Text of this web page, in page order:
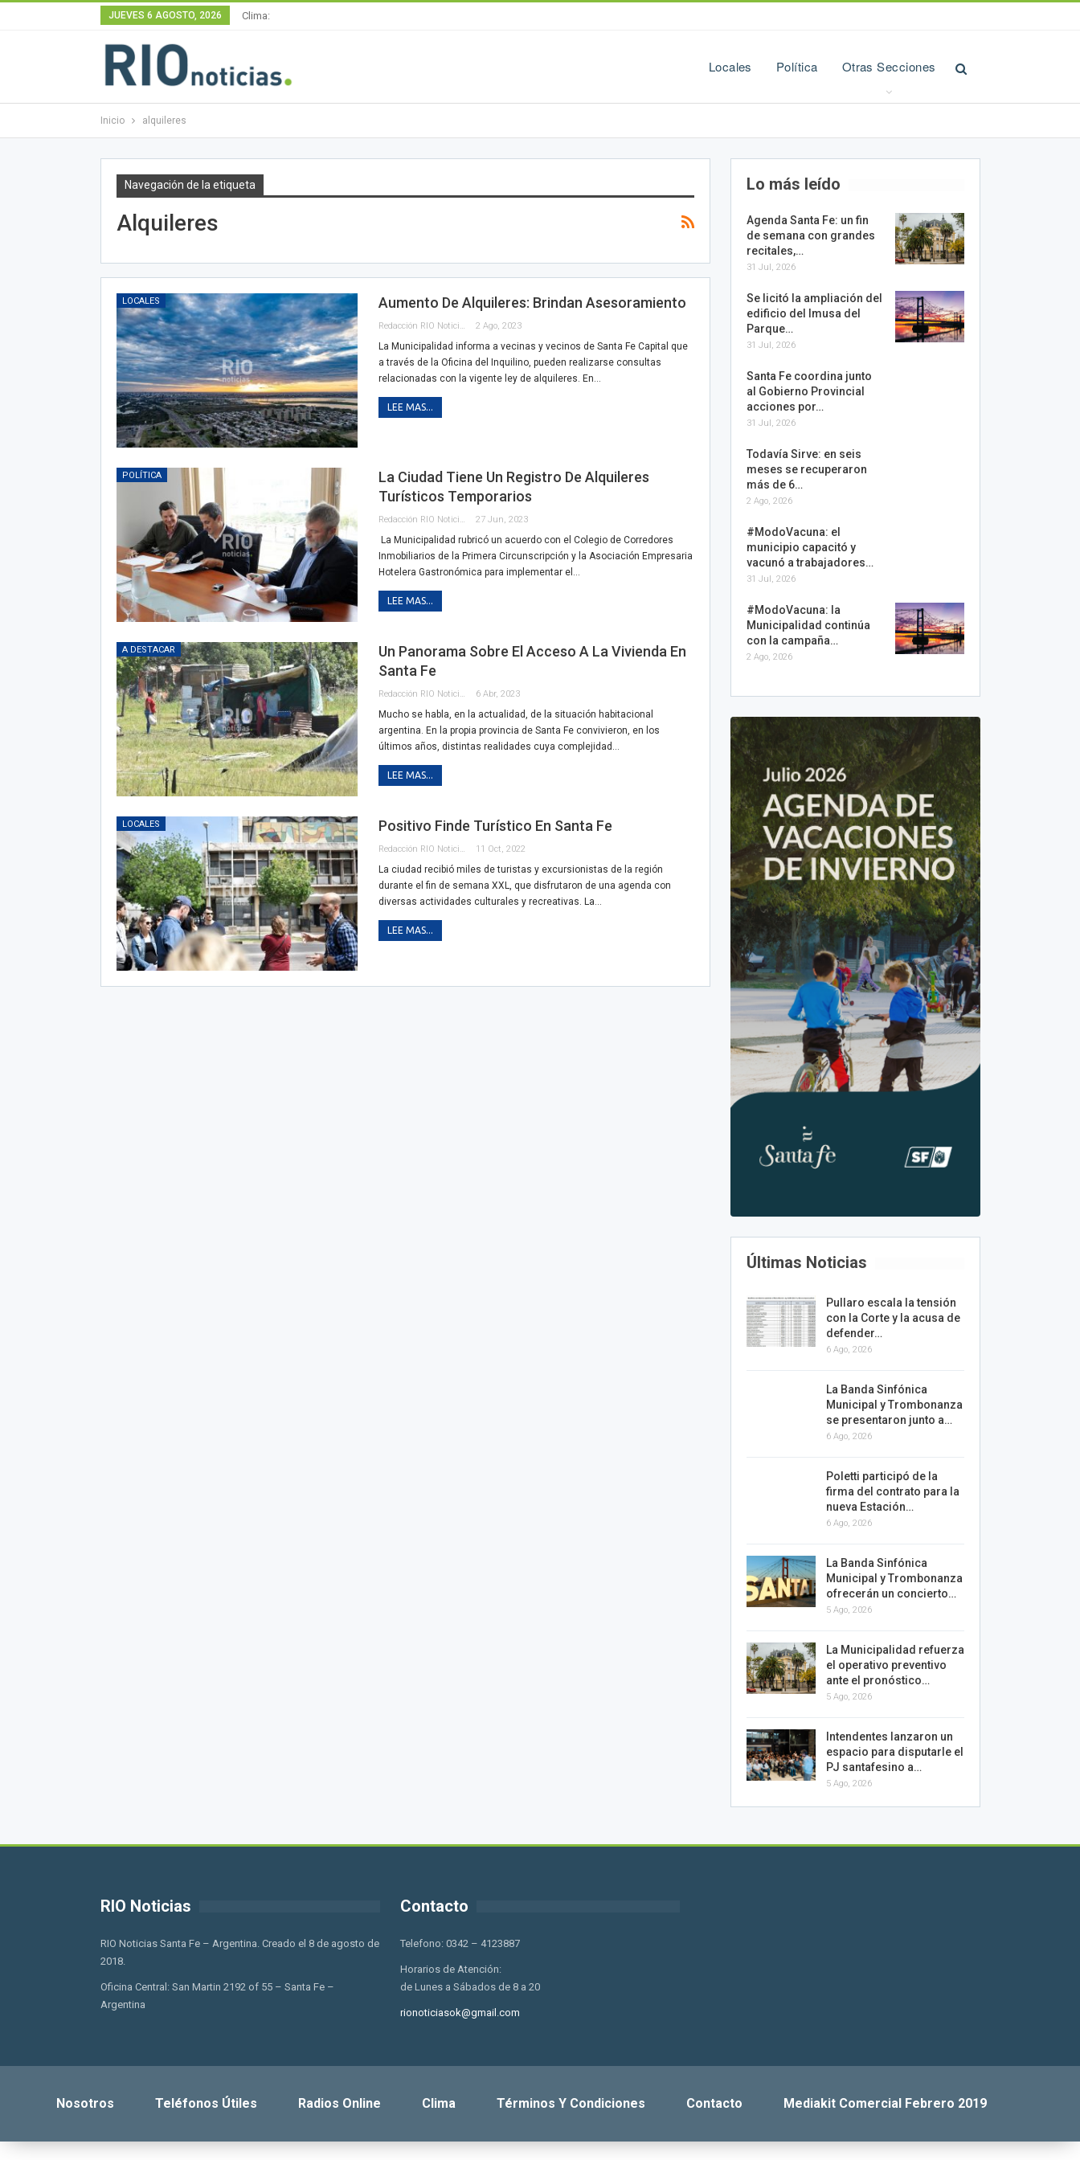
JUEVES 6 AGOSTO, 2026 Clima:
Locales Política Otras Secciones
Inicio alquileres
Navegación de la etiqueta
Alquileres
LOCALES Aumento De Alquileres: Brindan Asesoramiento
Redacción RIO Noticias 2 Ago, 2023
La Municipalidad informa a vecinas y vecinos de Santa Fe Capital que
a través de la Oficina del Inquilino, pueden realizarse consultas
relacionadas con la vigente ley de alquileres. En…
LEE MAS...
POLÍTICA
La Ciudad Tiene Un Registro De Alquileres
Turísticos Temporarios
Redacción RIO Noticias 27 Jun, 2023
La Municipalidad rubricó un acuerdo con el Colegio de Corredores
Inmobiliarios de la Primera Circunscripción y la Asociación Empresaria
Hotelera Gastronómica para implementar el…
LEE MAS...
A DESTACAR
Un Panorama Sobre El Acceso A La Vivienda En
Santa Fe
Redacción RIO Noticias 6 Abr, 2023
Mucho se habla, en la actualidad, de la situación habitacional
argentina. En la propia provincia de Santa Fe convivieron, en los
últimos años, distintas realidades cuya complejidad…
LEE MAS...
LOCALES Positivo Finde Turístico En Santa Fe
Redacción RIO Noticias 11 Oct, 2022
La ciudad recibió miles de turistas y excursionistas de la región
durante el fin de semana XXL, que disfrutaron de una agenda con
diversas actividades culturales y recreativas. La…
LEE MAS...
Lo más leído
Agenda Santa Fe: un fin
de semana con grandes
recitales,…
31 Jul, 2026
Se licitó la ampliación del
edificio del Imusa del
Parque…
31 Jul, 2026
Santa Fe coordina junto
al Gobierno Provincial
acciones por…
31 Jul, 2026
Todavía Sirve: en seis
meses se recuperaron
más de 6…
2 Ago, 2026
#ModoVacuna: el
municipio capacitó y
vacunó a trabajadores…
31 Jul, 2026
#ModoVacuna: la
Municipalidad continúa
con la campaña…
2 Ago, 2026
Últimas Noticias
Pullaro escala la tensión
con la Corte y la acusa de
defender…
6 Ago, 2026
La Banda Sinfónica
Municipal y Trombonanza
se presentaron junto a…
6 Ago, 2026
Poletti participó de la
firma del contrato para la
nueva Estación…
6 Ago, 2026
La Banda Sinfónica
Municipal y Trombonanza
ofrecerán un concierto…
5 Ago, 2026
La Municipalidad refuerza
el operativo preventivo
ante el pronóstico…
5 Ago, 2026
Intendentes lanzaron un
espacio para disputarle el
PJ santafesino a…
5 Ago, 2026
RIO Noticias
RIO Noticias Santa Fe – Argentina. Creado el 8 de agosto de
2018.
Oficina Central: San Martin 2192 of 55 – Santa Fe –
Argentina
Contacto
Telefono: 0342 – 4123887
Horarios de Atención:
de Lunes a Sábados de 8 a 20
rionoticiasok@gmail.com
Nosotros Teléfonos Útiles Radios Online Clima Términos Y Condiciones Contacto Mediakit Comercial Febrero 2019